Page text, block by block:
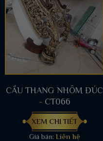
CẦU THANG NHÔM ĐÚC
- CT066
XEM CHI TIẾT
Giá bán: Liên hệ